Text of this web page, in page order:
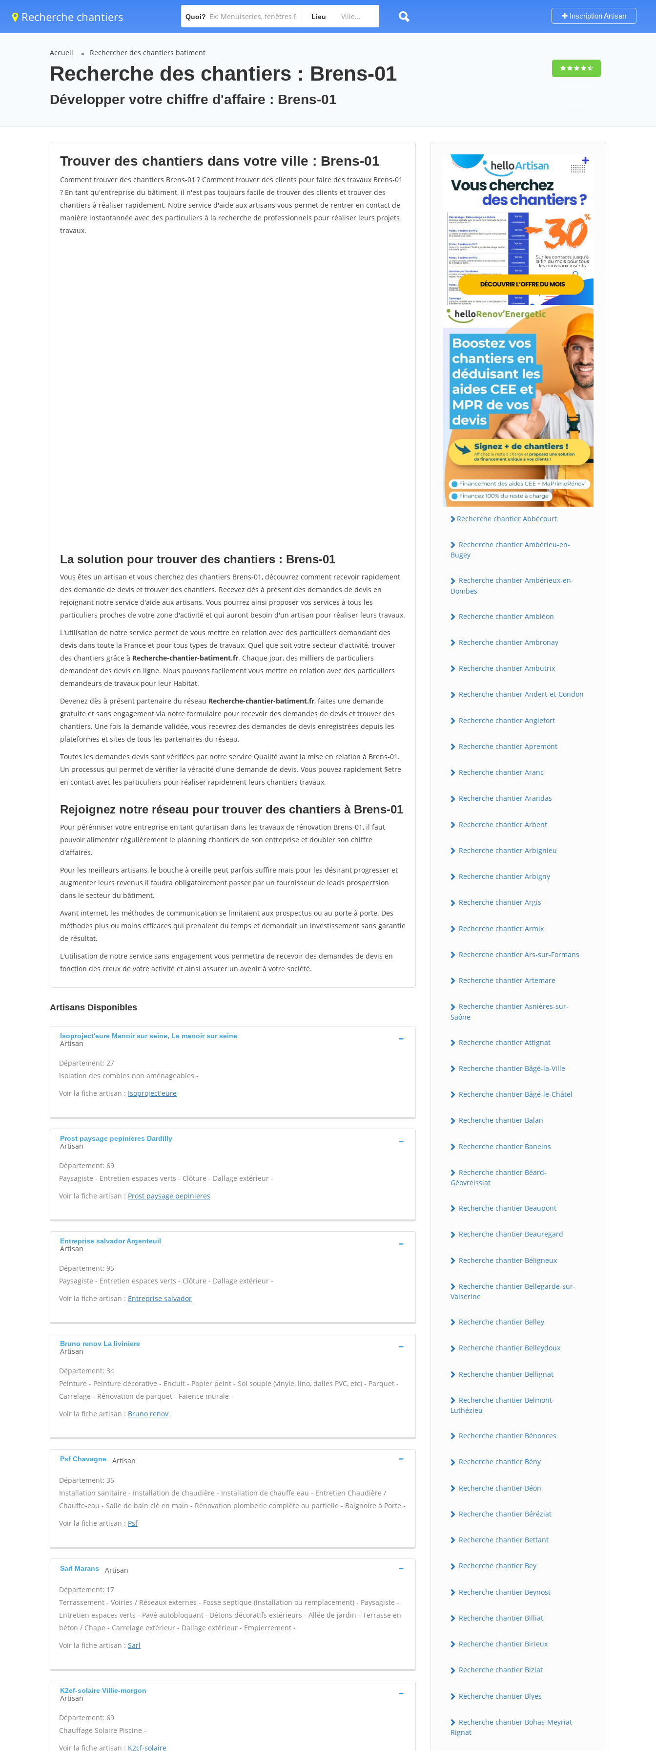
Recherche chantiers Quoi? Lieu Inscription Artisan
Accueil Rechercher des chantiers batiment
Recherche des chantiers : Brens-01
Développer votre chiffre d'affaire : Brens-01
Trouver des chantiers dans votre ville : Brens-01
Comment trouver des chantiers Brens-01 ? Comment trouver des clients pour faire des travaux Brens-01
? En tant qu'entreprise du bâtiment, il n'est pas toujours facile de trouver des clients et trouver des
chantiers à réaliser rapidement. Notre service d'aide aux artisans vous permet de rentrer en contact de
manière instantannée avec des particuliers à la recherche de professionnels pour réaliser leurs projets
travaux.
La solution pour trouver des chantiers : Brens-01
Vous êtes un artisan et vous cherchez des chantiers Brens-01, découvrez comment recevoir rapidement
des demande de devis et trouver des chantiers. Recevez dès à présent des demandes de devis en
rejoignant notre service d'aide aux artisans. Vous pourrez ainsi proposer vos services à tous les
particuliers proches de votre zone d'activité et qui auront besoin d'un artisan pour réaliser leurs travaux.
L'utilisation de notre service permet de vous mettre en relation avec des particuliers demandant des
devis dans toute la France et pour tous types de travaux. Quel que soit votre secteur d'activité, trouver
des chantiers grâce à Recherche-chantier-batiment.fr. Chaque jour, des milliers de particuliers
demandent des devis en ligne. Nous pouvons facilement vous mettre en relation avec des particuliers
demandeurs de travaux pour leur Habitat.
Devenez dès à présent partenaire du réseau Recherche-chantier-batiment.fr, faites une demande
gratuite et sans engagement via notre formulaire pour recevoir des demandes de devis et trouver des
chantiers. Une fois la demande validée, vous recevrez des demandes de devis enregistrées depuis les
plateformes et sites de tous les partenaires du réseau.
Toutes les demandes devis sont vérifiées par notre service Qualité avant la mise en relation à Brens-01.
Un processus qui permet de vérifier la véracité d'une demande de devis. Vous pouvez rapidement $etre
en contact avec les particuliers pour réaliser rapidement leurs chantiers travaux.
Rejoignez notre réseau pour trouver des chantiers à Brens-01
Pour pérénniser votre entreprise en tant qu'artisan dans les travaux de rénovation Brens-01, il faut
pouvoir alimenter régulièrement le planning chantiers de son entreprise et doubler son chiffre
d'affaires.
Pour les meilleurs artisans, le bouche à oreille peut parfois suffire mais pour les désirant progresser et
augmenter leurs revenus il faudra obligatoirement passer par un fournisseur de leads prospectsion
dans le secteur du bâtiment.
Avant internet, les méthodes de communication se limitaient aux prospectus ou au porte à porte. Des
méthodes plus ou moins efficaces qui prenaient du temps et demandait un investissement sans garantie
de résultat.
L'utilisation de notre service sans engagement vous permettra de recevoir des demandes de devis en
fonction des creux de votre activité et ainsi assurer un avenir à votre société.
Artisans Disponibles
Isoproject'eure Manoir sur seine, Le manoir sur seine
Artisan
Département: 27
Isolation des combles non aménageables -
Voir la fiche artisan : Isoproject'eure
Prost paysage pepinieres Dardilly
Artisan
Département: 69
Paysagiste - Entretien espaces verts - Clôture - Dallage extérieur -
Voir la fiche artisan : Prost paysage pepinieres
Entreprise salvador Argenteuil
Artisan
Département: 95
Paysagiste - Entretien espaces verts - Clôture - Dallage extérieur -
Voir la fiche artisan : Entreprise salvador
Bruno renov La liviniere
Artisan
Département: 34
Peinture - Peinture décorative - Enduit - Papier peint - Sol souple (vinyle, lino, dalles PVC, etc) - Parquet -
Carrelage - Rénovation de parquet - Faïence murale -
Voir la fiche artisan : Bruno renov
Psf Chavagne Artisan
Département: 35
Installation sanitaire - Installation de chaudière - Installation de chauffe eau - Entretien Chaudière /
Chauffe-eau - Salle de bain clé en main - Rénovation plomberie complète ou partielle - Baignoire à Porte -
Voir la fiche artisan : Psf
Sarl Marans Artisan
Département: 17
Terrassement - Voiries / Réseaux externes - Fosse septique (installation ou remplacement) - Paysagiste -
Entretien espaces verts - Pavé autobloquant - Bétons décoratifs extérieurs - Allée de jardin - Terrasse en
béton / Chape - Carrelage extérieur - Dallage extérieur - Empierrement -
Voir la fiche artisan : Sarl
K2cf-solaire Villie-morgon
Artisan
Département: 69
Chauffage Solaire Piscine -
Voir la fiche artisan : K2cf-solaire
Recherche chantier Abbécourt
Recherche chantier Ambérieu-en-
Bugey
Recherche chantier Ambérieux-en-
Dombes
Recherche chantier Ambléon
Recherche chantier Ambronay
Recherche chantier Ambutrix
Recherche chantier Andert-et-Condon
Recherche chantier Anglefort
Recherche chantier Apremont
Recherche chantier Aranc
Recherche chantier Arandas
Recherche chantier Arbent
Recherche chantier Arbignieu
Recherche chantier Arbigny
Recherche chantier Argis
Recherche chantier Armix
Recherche chantier Ars-sur-Formans
Recherche chantier Artemare
Recherche chantier Asnières-sur-
Saône
Recherche chantier Attignat
Recherche chantier Bâgé-la-Ville
Recherche chantier Bâgé-le-Châtel
Recherche chantier Balan
Recherche chantier Baneins
Recherche chantier Béard-
Géovreissiat
Recherche chantier Beaupont
Recherche chantier Beauregard
Recherche chantier Béligneux
Recherche chantier Bellegarde-sur-
Valserine
Recherche chantier Belley
Recherche chantier Belleydoux
Recherche chantier Bellignat
Recherche chantier Belmont-
Luthézieu
Recherche chantier Bénonces
Recherche chantier Bény
Recherche chantier Béon
Recherche chantier Béréziat
Recherche chantier Bettant
Recherche chantier Bey
Recherche chantier Beynost
Recherche chantier Billiat
Recherche chantier Birieux
Recherche chantier Biziat
Recherche chantier Blyes
Recherche chantier Bohas-Meyriat-
Rignat